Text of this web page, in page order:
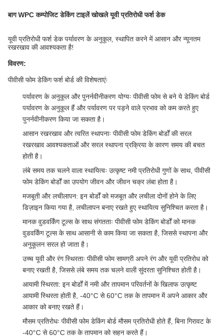
बाग WPC कम्पोजिट डेकिंग टाइलें खोखले यूवी प्रतिरोधी फर्श डेक
यूवी प्रतिरोधी फर्श डेक पर्यावरण के अनुकूल, स्थापित करने में आसान और न्यूनतम
रखरखाव की आवश्यकता है!
विवरण:
पीवीसी फोम डेकिंग फर्श बोर्ड की विशेषताएंः
पर्यावरण के अनुकूल और पुनर्नवीनीकरण योग्यः पीवीसी फोम से बने ये डेकिंग बोर्ड
पर्यावरण के अनुकूल हैं और पर्यावरण पर पड़ने वाले प्रभाव को कम करते हुए
पुनर्नवीनीकरण किया जा सकता है।
आसान रखरखाव और त्वरित स्थापनाः पीवीसी फोम डेकिंग बोर्डों की सरल
रखरखाव आवश्यकताओं और सरल स्थापना प्रक्रिया के कारण समय की बचत
होती है।
लंबे समय तक चलने वाला स्थायित्वः उत्कृष्ट नमी प्रतिरोधी गुणों के साथ, पीवीसी
फोम डेकिंग बोर्डों का उपयोग जीवन और जीवन चक्र लंबा होता है।
मजबूती और लचीलापन: इन बोर्डों को मजबूत और लचीला दोनों होने के लिए
डिज़ाइन किया गया है, लचीलापन बनाए रखते हुए स्थायित्व सुनिश्चित करता है।
मानक वुडवर्किंग टूल्स के साथ संगतताः पीवीसी फोम डेकिंग बोर्डों को मानक
वुडवर्किंग टूल्स के साथ आसानी से काम किया जा सकता है, जिससे स्थापना और
अनुकूलन सरल हो जाता है।
उच्च यूवी और रंग स्थिरताः पीवीसी फोम सामग्री अपने रंग और यूवी प्रतिरोध को
बनाए रखती है, जिससे लंबे समय तक चलने वाली सुंदरता सुनिश्चित होती है।
आयामी स्थिरता: इन बोर्डों में नमी और तापमान परिवर्तनों के खिलाफ उत्कृष्ट
आयामी स्थिरता होती है, -40°C से 60°C तक के तापमान में अपने आकार और
आकार को बनाए रखते हैं।
मौसम प्रतिरोधः पीवीसी फोम डेकिंग बोर्ड मौसम प्रतिरोधी होते हैं, बिना गिरावट के
-40°C से 60°C तक के तापमान को सहन करते हैं।